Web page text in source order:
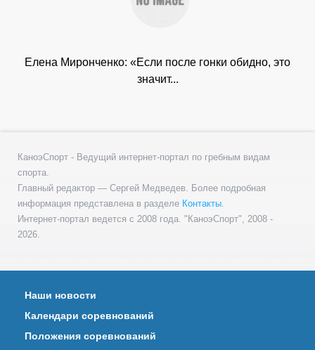
Елена Миронченко: «Если после гонки обидно, это
значит...
КаноэСпорт - Ведущий интернет-портал по гребным видам
спорта.
Главный редактор — Сергей Медведев. Более подробная
информация представлена в разделе Контакты
Интернет-портал ведется с 2008 года. "КаноэСпорт", 2008 -
2026.
Наши новости
Календари соревнований
Положения соревнований